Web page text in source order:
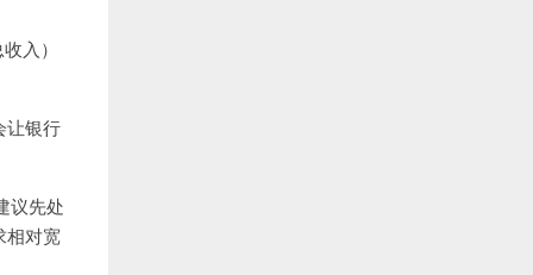
入）
让银行
议先处
相对宽